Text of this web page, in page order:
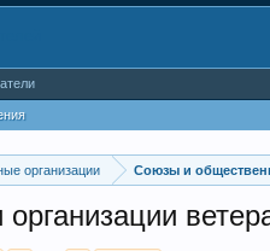
организации Союзы и